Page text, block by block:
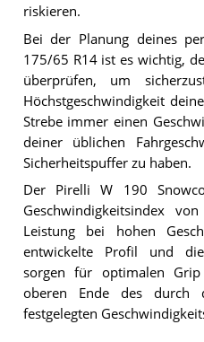
riskieren.
Bei der Planung deines
175/65 R14 ist es wichtig,
überprüfen, um
Höchstgeschwindigkeit
Strebe immer einen
deiner üblichen
Sicherheitspuffer zu haben.
Der Pirelli W 190
Geschwindigkeitsindex
Leistung bei hohen
entwickelte Profil und
sorgen für optimalen
oberen Ende des durch
festgelegten